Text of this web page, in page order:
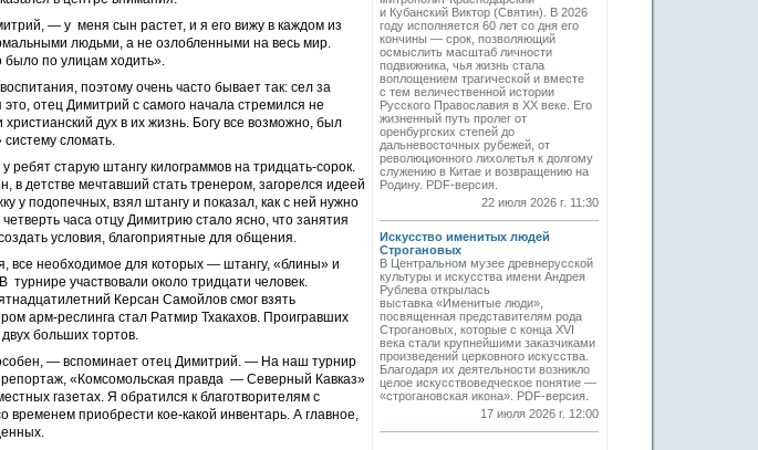
— у меня сын растет, и я его вижу в каждом из
людьми, а не озлобленными на весь мир.
по улицам ходить».
поэтому очень часто бывает так: сел за
отец Димитрий с самого начала стремился не
дух в их жизнь. Богу все возможно, был
сломать.
старую штангу килограммов на тридцать-сорок.
в детстве мечтавший стать тренером, загорелся идеей
у подопечных, взял штангу и показал, как с ней нужно
часа отцу Димитрию стало ясно, что занятия
условия, благоприятные для общения.
все необходимое для которых — штангу, «блины» и
турнире участвовали около тридцати человек.
Керсан Самойлов смог взять
арм-реслинга стал Ратмир Тхакахов. Проигравших
больших тортов.
— вспоминает отец Димитрий. — На наш турнир
«Комсомольская правда — Северный Кавказ»
газетах. Я обратился к благотворителям с
приобрести кое-какой инвентарь. А главное,
и Кубанский Виктор (Святин). В 2026
году исполняется 60 лет со дня его
кончины — срок, позволяющий
осмыслить масштаб личности
подвижника, чья жизнь стала
воплощением трагической и вместе
с тем величественной истории
Русского Православия в XX веке. Его
жизненный путь пролег от
оренбургских степей до
дальневосточных рубежей, от
революционного лихолетья к долгому
служению в Китае и возвращению на
Родину. PDF-версия.
22 июля 2026 г. 11:30
Искусство именитых людей
Строгановых
В Центральном музее древнерусской
культуры и искусства имени Андрея
Рублева открылась
выставка «Именитые люди»,
посвященная представителям рода
Строгановых, которые с конца XVI
века стали крупнейшими заказчиками
произведений церковного искусства.
Благодаря их деятельности возникло
целое искусствоведческое понятие —
«строгановская икона». PDF-версия.
17 июля 2026 г. 12:00